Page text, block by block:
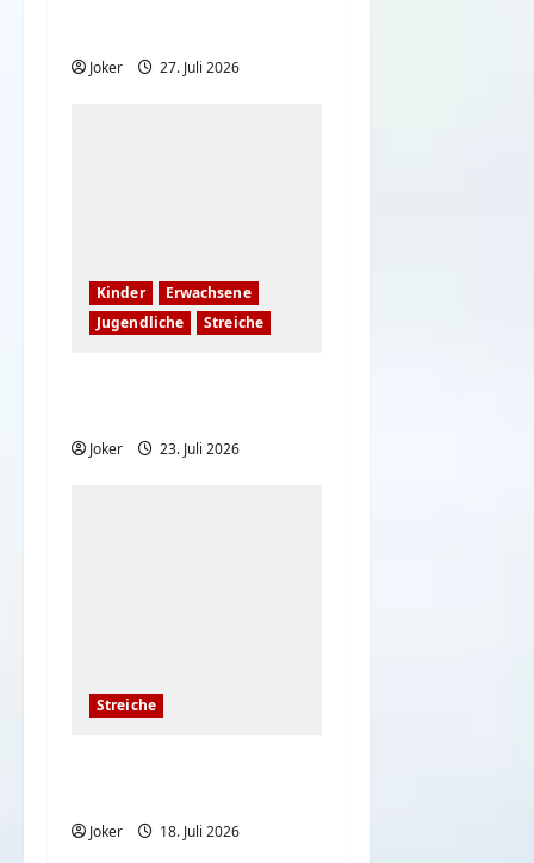
Joker 27. Juli 2026
Kinder
Erwachsene
Jugendliche
Streiche
Joker 23. Juli 2026
Streiche
Joker 18. Juli 2026